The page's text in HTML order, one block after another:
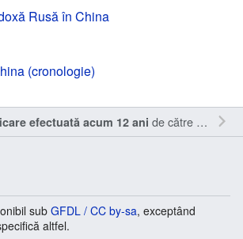
Rusă în China
(cronologie)
efectuată acum 12 ani de către Nick15
sub GFDL / CC by-sa, exceptând
altfel.